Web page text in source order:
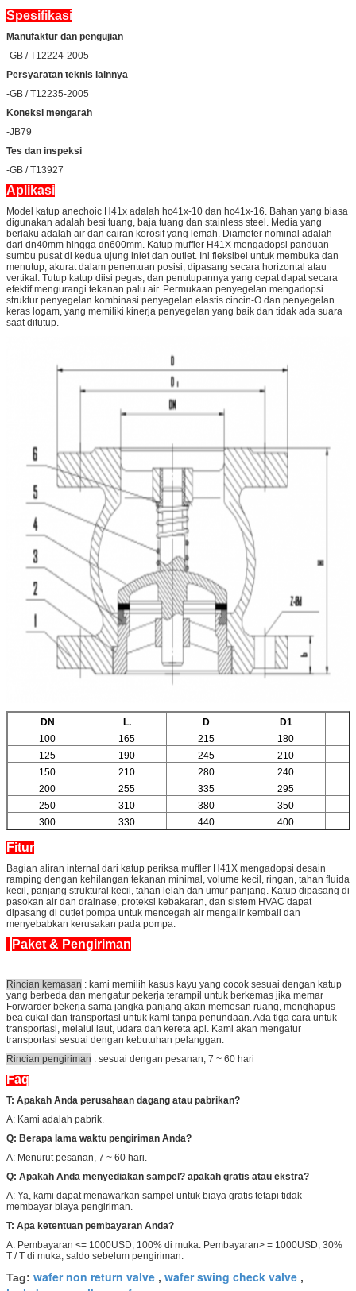
Spesifikasi
Manufaktur dan pengujian
-GB / T12224-2005
Persyaratan teknis lainnya
-GB / T12235-2005
Koneksi mengarah
-JB79
Tes dan inspeksi
-GB / T13927
Aplikasi
Model katup anechoic H41x adalah hc41x-10 dan hc41x-16. Bahan yang biasa
digunakan adalah besi tuang, baja tuang dan stainless steel. Media yang
berlaku adalah air dan cairan korosif yang lemah. Diameter nominal adalah
dari dn40mm hingga dn600mm. Katup muffler H41X mengadopsi panduan
sumbu pusat di kedua ujung inlet dan outlet. Ini fleksibel untuk membuka dan
menutup, akurat dalam penentuan posisi, dipasang secara horizontal atau
vertikal. Tutup katup diisi pegas, dan penutupannya yang cepat dapat secara
efektif mengurangi tekanan palu air. Permukaan penyegelan mengadopsi
struktur penyegelan kombinasi penyegelan elastis cincin-O dan penyegelan
keras logam, yang memiliki kinerja penyegelan yang baik dan tidak ada suara
saat ditutup.
DN L. D
D1
100
165 215
180
125
190 245
210
150
210 280
240
200
255 335
295
250
310 380
350
300
330 440 400
Fitur
Bagian aliran internal dari katup periksa muffler H41X mengadopsi desain
ramping dengan kehilangan tekanan minimal, volume kecil, ringan, tahan fluida
kecil, panjang struktural kecil, tahan lelah dan umur panjang. Katup dipasang di
pasokan air dan drainase, proteksi kebakaran, dan sistem HVAC dapat
dipasang di outlet pompa untuk mencegah air mengalir kembali dan
menyebabkan kerusakan pada pompa.
Paket & Pengiriman
Rincian kemasan : kami memilih kasus kayu yang cocok sesuai dengan katup
yang berbeda dan mengatur pekerja terampil untuk berkemas jika memar
Forwarder bekerja sama jangka panjang akan memesan ruang, menghapus
bea cukai dan transportasi untuk kami tanpa penundaan. Ada tiga cara untuk
transportasi, melalui laut, udara dan kereta api. Kami akan mengatur
transportasi sesuai dengan kebutuhan pelanggan.
Rincian pengiriman : sesuai dengan pesanan, 7 ~ 60 hari
Faq
T: Apakah Anda perusahaan dagang atau pabrikan?
A: Kami adalah pabrik.
Q: Berapa lama waktu pengiriman Anda?
A: Menurut pesanan, 7 ~ 60 hari.
Q: Apakah Anda menyediakan sampel? apakah gratis atau ekstra?
A: Ya, kami dapat menawarkan sampel untuk biaya gratis tetapi tidak
membayar biaya pengiriman.
T: Apa ketentuan pembayaran Anda?
A: Pembayaran <= 1000USD, 100% di muka. Pembayaran> = 1000USD, 30%
T / T di muka, saldo sebelum pengiriman.
Tag: wafer non return valve , wafer swing check valve ,